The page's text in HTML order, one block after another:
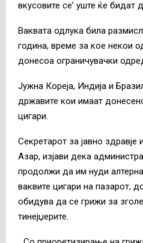
вкусовите се’ уште ќе бидат
Ваквата одлука била
година, време за кое некои
донесоа ограничувачки
Јужна Кореја, Индија и
државите кои имаат
цигари.
Секретарот за јавно
Азар, изјави дека
продолжи да им нуди
ваквите цигари на пазарот,
обидува да се грижи за
тинејџерите.